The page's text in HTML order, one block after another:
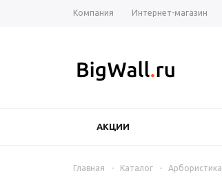
Компания Интернет-магазин
АКЦИИ
Главная - Каталог - Арбористика